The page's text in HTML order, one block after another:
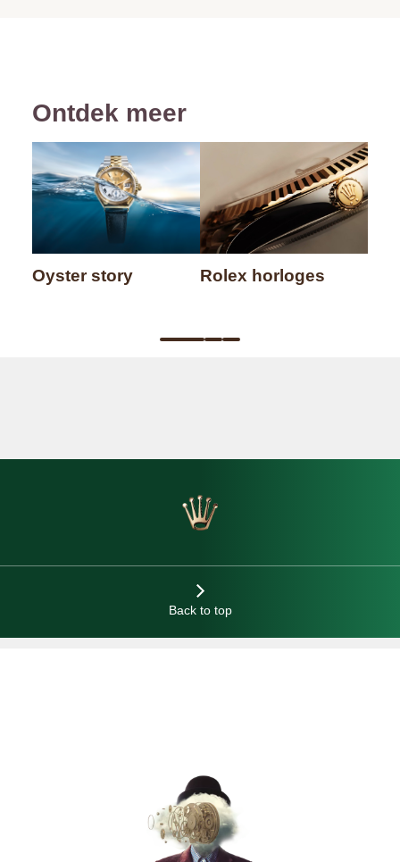
Ontdek meer
Oyster story Rolex horloges
Back to top